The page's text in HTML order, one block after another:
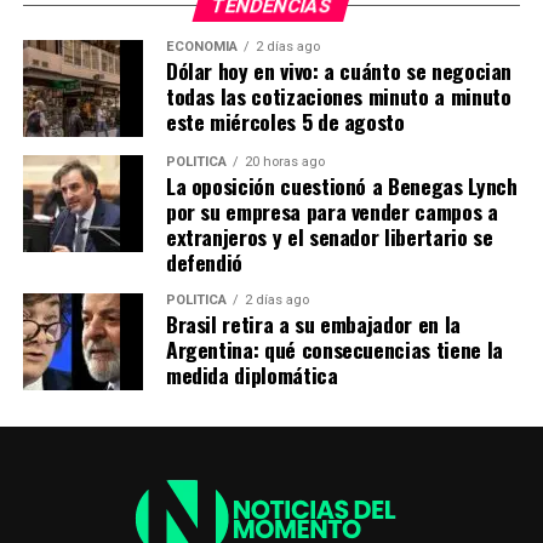
reforma de 2012, ni se modifica ahora.
ADVERTISEMENT
TENDENCIAS
ECONOMIA 2 días ago
Dólar hoy en vivo: a cuánto se negocian
todas las cotizaciones minuto a minuto
este miércoles 5 de agosto
POLITICA 20 horas ago
La oposición cuestionó a Benegas Lynch
por su empresa para vender campos a
extranjeros y el senador libertario se
defendió
POLITICA 2 días ago
Brasil retira a su embajador en la
Argentina: qué consecuencias tiene la
medida diplomática